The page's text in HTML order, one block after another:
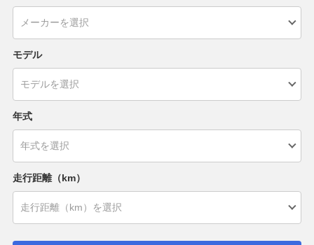
モデル
年式
走行距離（km）